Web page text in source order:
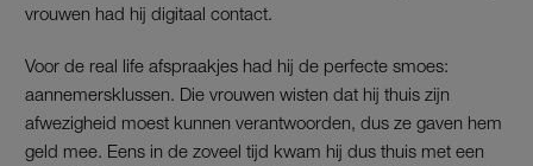
vrouwen had hij digitaal contact.
Voor de real life afspraakjes had hij de perfecte smoes:
aannemersklussen. Die vrouwen wisten dat hij thuis zijn
afwezigheid moest kunnen verantwoorden, dus ze gaven hem
geld mee. Eens in de zoveel tijd kwam hij dus thuis met een